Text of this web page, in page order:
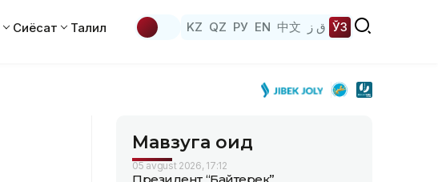
Сиёсат Таҳлил KZ QZ РУ EN 中文 ق ز ЎЗ
Мавзуга оид
05 avgust 2026, 17:12